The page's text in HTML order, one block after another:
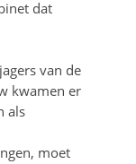
dat
van de
kwamen er
als
moet